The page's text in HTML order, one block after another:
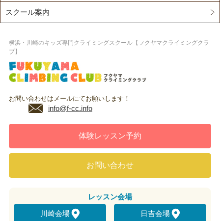
スクール案内
横浜・川崎のキッズ専門クライミングスクール【フクヤマクライミングクラ
ブ】
お問い合わせはメールにてお願いします！
info@f-cc.info
体験レッスン予約
お問い合わせ
レッスン会場
川崎会場
日吉会場